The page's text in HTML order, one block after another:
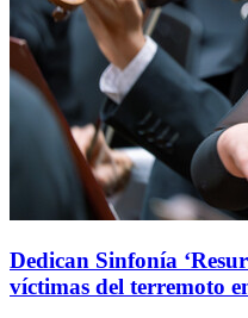
Dedican Sinfonía
víctimas del terremoto